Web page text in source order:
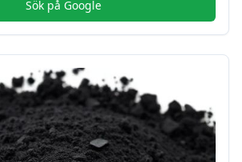
Sök på Google